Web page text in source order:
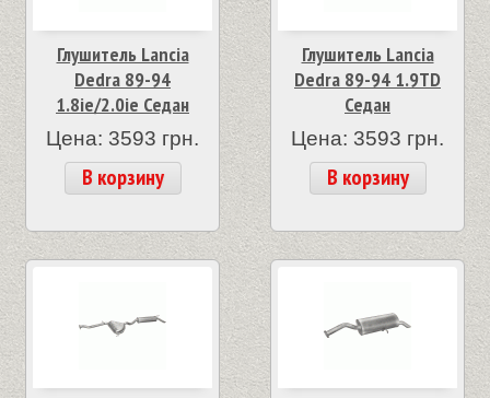
Глушитель Lancia
Dedra 89-94
1.8ie/2.0ie Седан
Цена: 3593 грн.
В корзину
Глушитель Lancia
Dedra 89-94 1.9TD
Седан
Цена: 3593 грн.
В корзину